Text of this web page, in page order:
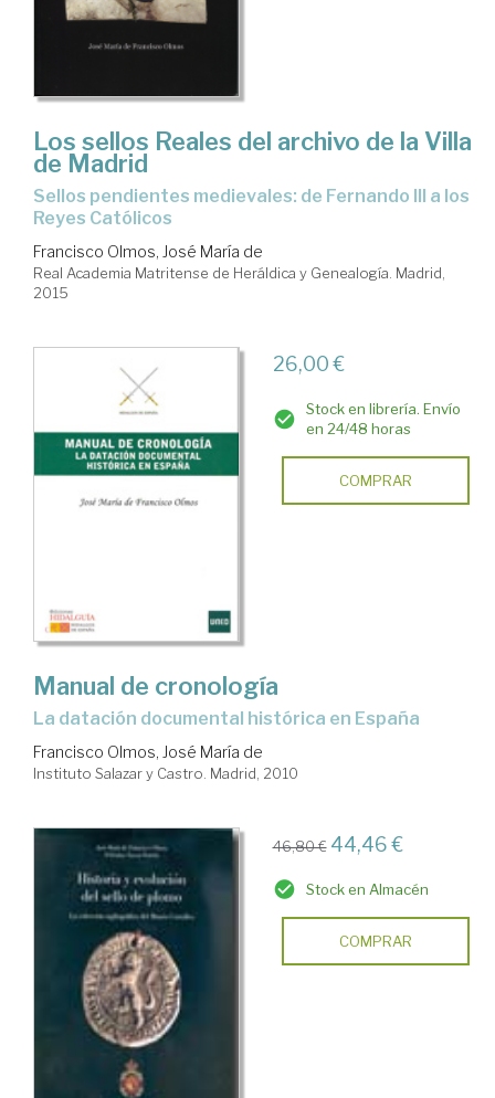
Los sellos Reales del archivo de la Villa
de Madrid
sellos pendientes medievales: de Fernando III a los
Reyes Católicos
Francisco Olmos, José María de
Real Academia Matritense de Heráldica y Genealogía. Madrid,
2015
26,00 €
Stock en librería. Envío
en 24/48 horas
COMPRAR
Manual de cronología
la datación documental histórica en España
Francisco Olmos, José María de
Instituto Salazar y Castro. Madrid, 2010
46,80 € 44,46 €
Stock en Almacén
COMPRAR